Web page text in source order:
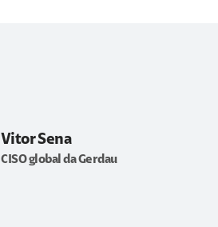
Vitor Sena
CISO global da Gerdau